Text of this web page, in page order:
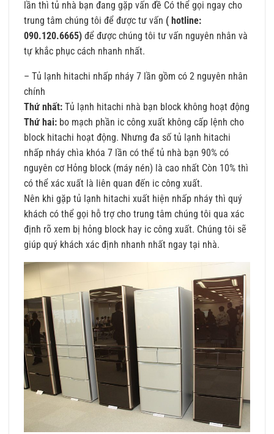
lần thì tủ nhà bạn đang gặp vấn đề Có thể gọi ngay cho
trung tâm chúng tôi để được tư vấn ( hotline:
090.120.6665) để được chúng tôi tư vấn nguyên nhân và
tự khắc phục cách nhanh nhất.
– Tủ lạnh hitachi nhấp nháy 7 lần gồm có 2 nguyên nhân
chính
Thứ nhất: Tủ lạnh hitachi nhà bạn block không hoạt động
Thứ hai: bo mạch phần ic công xuất không cấp lệnh cho
block hitachi hoạt động. Nhưng đa số tủ lạnh hitachi
nhấp nháy chìa khóa 7 lần có thể tủ nhà bạn 90% có
nguyên cơ Hỏng block (máy nén) là cao nhất Còn 10% thì
có thể xác xuất là liên quan đến ic công xuất.
Nên khi gặp tủ lạnh hitachi xuất hiện nhấp nháy thì quý
khách có thể gọi hỗ trợ cho trung tâm chúng tôi qua xác
định rõ xem bị hỏng block hay ic công xuất. Chúng tôi sẽ
giúp quý khách xác định nhanh nhất ngay tại nhà.